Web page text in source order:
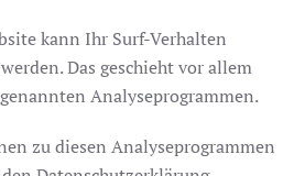
kann Ihr Surf-Verhalten
Das geschieht vor allem
Analyseprogrammen.
zu diesen Analyseprogrammen